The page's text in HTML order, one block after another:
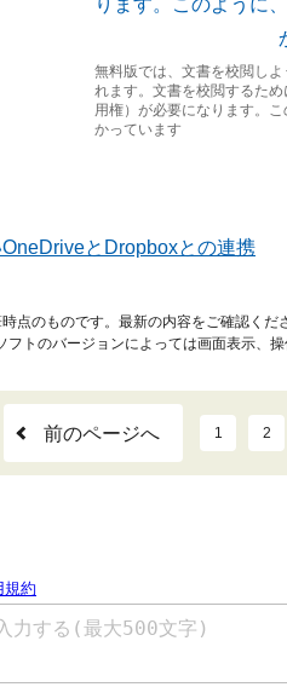
無料版では、文書を校閲し
れます。文書を校閲するた
用権）が必要になります。
かっています
とDropboxとの連携
点のものです。最新の内容をご確認くだ
トのバージョンによっては画面表示、操
前のページへ 1 2